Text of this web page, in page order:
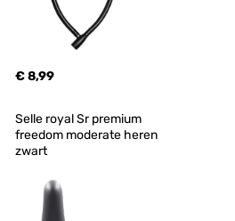
€ 8,99
Selle royal Sr premium
freedom moderate heren
zwart